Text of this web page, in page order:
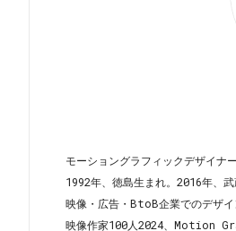
モーショングラフィックデザイナー
1992年、徳島生まれ。2016年、
映像・広告・BtoB企業でのデザイ
映像作家100人2024、Motion